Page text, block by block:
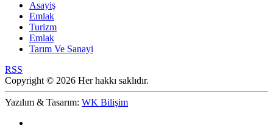
Asayiş
Emlak
Turizm
Emlak
Tarım Ve Sanayi
RSS
Copyright © 2026 Her hakkı saklıdır.
Yazılım & Tasarım: WK Bilişim